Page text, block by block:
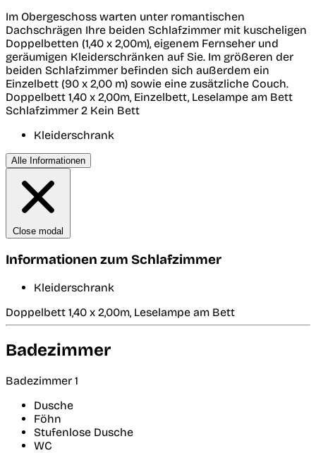
Im Obergeschoss warten unter romantischen
Dachschrägen Ihre beiden Schlafzimmer mit kuscheligen
Doppelbetten (1,40 x 2,00m), eigenem Fernseher und
geräumigen Kleiderschränken auf Sie. Im größeren der
beiden Schlafzimmer befinden sich außerdem ein
Einzelbett (90 x 2,00 m) sowie eine zusätzliche Couch.
Doppelbett 1,40 x 2,00m, Einzelbett, Leselampe am Bett
Schlafzimmer 2 Kein Bett
Kleiderschrank
Alle Informationen
Close modal
Informationen zum Schlafzimmer
Kleiderschrank
Doppelbett 1,40 x 2,00m, Leselampe am Bett
Badezimmer
Badezimmer 1
Dusche
Föhn
Stufenlose Dusche
WC